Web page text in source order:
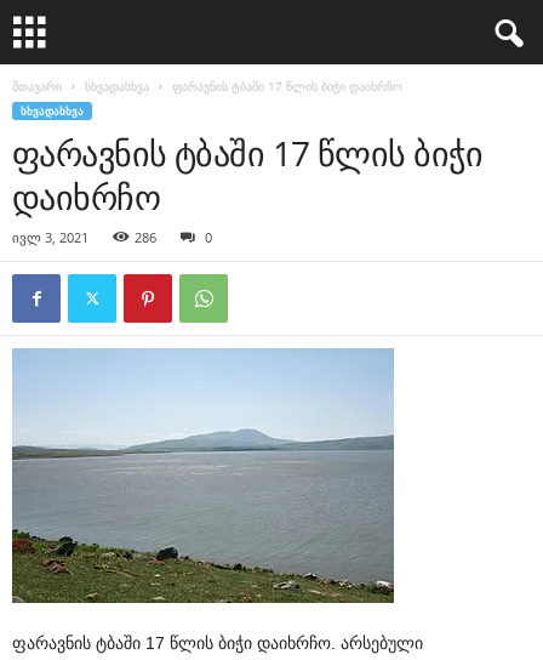
მთავარი სხვადასხვა ფარავნის ტბაში 17 წლის ბიჭი დაიხრჩო
ᲡᲮᲕᲐᲓᲐᲡᲮᲕᲐ
ფარავნის ტბაში 17 წლის ბიჭი
დაიხრჩო
ივლ 3, 2021 286 0
ფარავნის ტბაში 17 წლის ბიჭი დაიხრჩო. არსებული